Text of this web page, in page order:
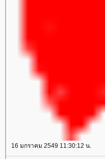
16 มกราคม 2549 11:30:12 น.